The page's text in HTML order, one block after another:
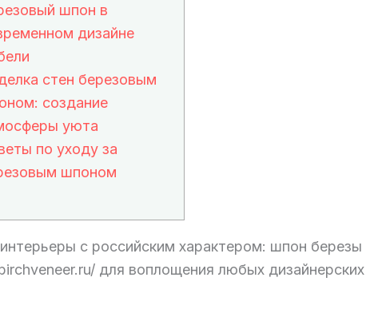
шпон в
дизайне
стен березовым
создание
уюта
по уходу за
шпоном
с российским характером: шпон березы
для воплощения любых дизайнерских